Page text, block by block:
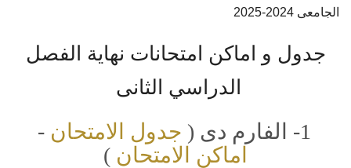
الجامعى 2024-2025
جدول و اماكن امتحانات نهاية الفصل
الدراسي الثانى
1- الفارم دى ( جدول الامتحان -
اماكن الامتحان )